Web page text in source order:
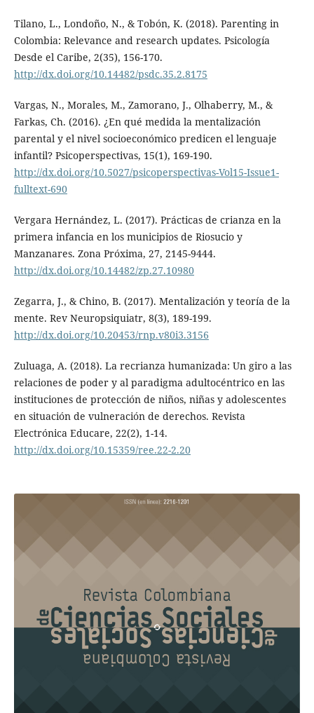
Tilano, L., Londoño, N., & Tobón, K. (2018). Parenting in
Colombia: Relevance and research updates. Psicología
Desde el Caribe, 2(35), 156-170.
http://dx.doi.org/10.14482/psdc.35.2.8175
Vargas, N., Morales, M., Zamorano, J., Olhaberry, M., &
Farkas, Ch. (2016). ¿En qué medida la mentalización
parental y el nivel socioeconómico predicen el lenguaje
infantil? Psicoperspectivas, 15(1), 169-190.
http://dx.doi.org/10.5027/psicoperspectivas-Vol15-Issue1-
fulltext-690
Vergara Hernández, L. (2017). Prácticas de crianza en la
primera infancia en los municipios de Riosucio y
Manzanares. Zona Próxima, 27, 2145-9444.
http://dx.doi.org/10.14482/zp.27.10980
Zegarra, J., & Chino, B. (2017). Mentalización y teoría de la
mente. Rev Neuropsiquiatr, 8(3), 189-199.
http://dx.doi.org/10.20453/rnp.v80i3.3156
Zuluaga, A. (2018). La recrianza humanizada: Un giro a las
relaciones de poder y al paradigma adultocéntrico en las
instituciones de protección de niños, niñas y adolescentes
en situación de vulneración de derechos. Revista
Electrónica Educare, 22(2), 1-14.
http://dx.doi.org/10.15359/ree.22-2.20